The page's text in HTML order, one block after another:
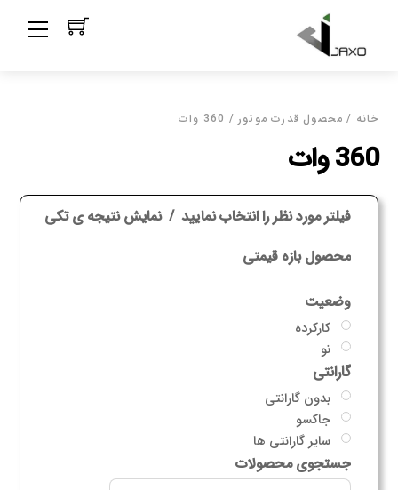
content
خانه / محصول قدرت موتور / 360 وات
360 وات
فیلتر مورد نظر را انتخاب نمایید نمایش نتیجه ی تکی
محصول بازه قیمتی
وضعیت
کارکرده
نو
گارانتی
بدون گارانتی
جاکسو
سایر گارانتی ها
جستجوی محصولات